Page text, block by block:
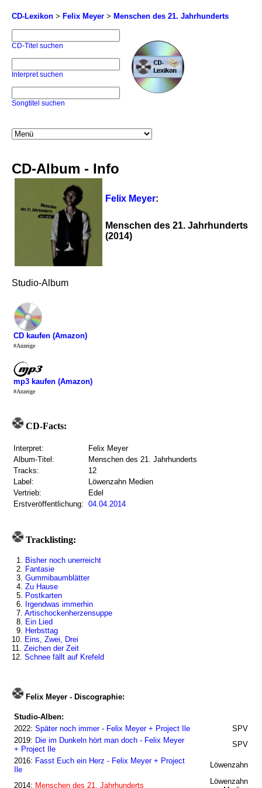
CD-Lexikon > Felix Meyer > Menschen des 21. Jahrhunderts
CD-Titel suchen
Interpret suchen
Songtitel suchen
CD-Album - Info
Felix Meyer:
Menschen des 21. Jahrhunderts
(2014)
Studio-Album
CD kaufen (Amazon)
#Anzeige
mp3 kaufen (Amazon)
#Anzeige
CD-Facts:
Interpret:
Felix Meyer
Album-Titel:
Menschen des 21. Jahrhunderts
Tracks:
12
Label:
Löwenzahn Medien
Vertrieb:
Edel
Erstveröffentlichung: 04.04.2014
Tracklisting:
1. Bisher noch unerreicht
2. Fantasie
3. Gummibaumblätter
4. Zu Hause
5. Postkarten
6. Irgendwas immerhin
7. Artischockenherzensuppe
8. Ein Lied
9. Herbsttag
10. Eins, Zwei, Drei
11. Zeichen der Zeit
12. Schnee fällt auf Krefeld
Felix Meyer - Discographie:
Studio-Alben:
2022: Später noch immer - Felix Meyer + Project Ile
SPV
2019: Die im Dunkeln hört man doch - Felix Meyer
+ Project Ile
SPV
2016: Fasst Euch ein Herz - Felix Meyer + Project
Ile
Löwenzahn
2014: Menschen des 21. Jahrhunderts
Löwenzahn